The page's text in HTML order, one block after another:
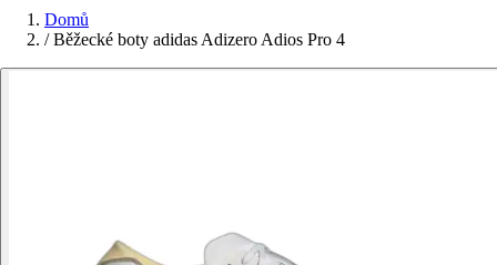
Domů
/ Běžecké boty adidas Adizero Adios Pro 4